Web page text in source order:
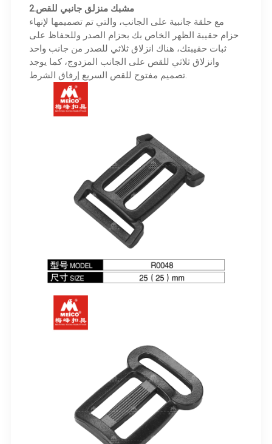
2.مشبك منزلق جانبي للقص
مع حلقة جانبية على الجانب، والتي تم تصميمها لإنهاء
حزام حقيبة الظهر الخاص بك بحزام الصدر وللحفاظ على
ثبات حقيبتك، هناك انزلاق ثلاثي للصدر من جانب واحد
وانزلاق ثلاثي للقص على الجانب المزدوج، كما يوجد
تصميم مفتوح للقص السريع إرفاق الشرط.